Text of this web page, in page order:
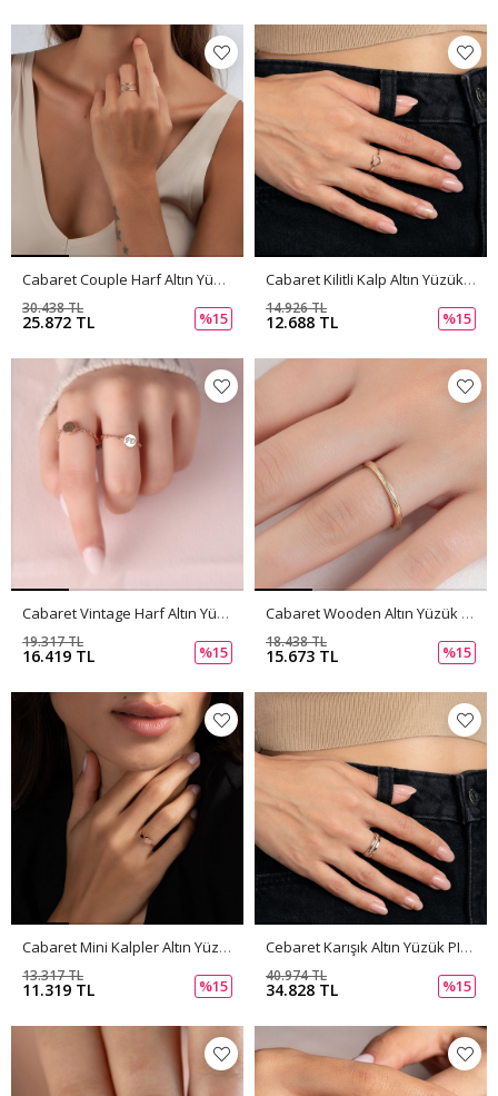
Cabaret Couple Harf Altın Yüzük PI0215
25.872 TL
30.438 TL
%15
Cabaret Kilitli Kalp Altın Yüzük PI0214
12.688 TL
14.926 TL
%15
Cabaret Vintage Harf Altın Yüzük PI0213
16.419 TL
19.317 TL
%15
Cabaret Wooden Altın Yüzük PI0212
15.673 TL
18.438 TL
%15
Cabaret Mini Kalpler Altın Yüzük PI0211
11.319 TL
13.317 TL
%15
Cebaret Karışık Altın Yüzük PI0210
34.828 TL
40.974 TL
%15